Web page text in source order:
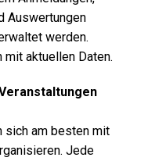
Auswertungen
werden.
aktuellen Daten.
sich am besten mit
Jede